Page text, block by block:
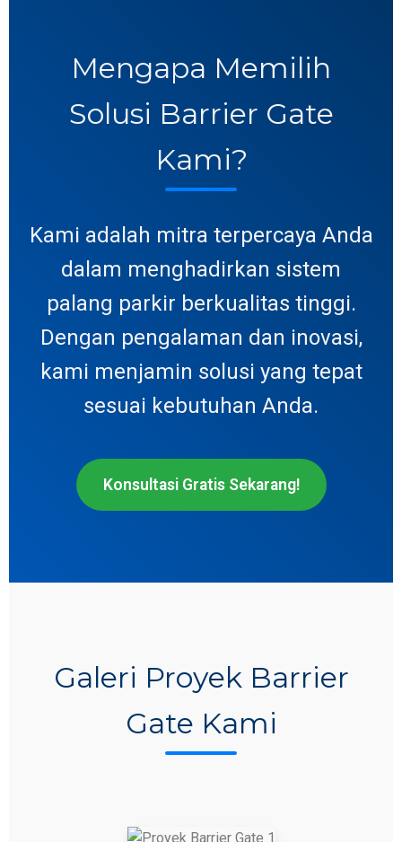
Mengapa Memilih
Solusi Barrier Gate
Kami?
Kami adalah mitra terpercaya Anda
dalam menghadirkan sistem
palang parkir berkualitas tinggi.
Dengan pengalaman dan inovasi,
kami menjamin solusi yang tepat
sesuai kebutuhan Anda.
Konsultasi Gratis Sekarang!
Galeri Proyek Barrier
Gate Kami